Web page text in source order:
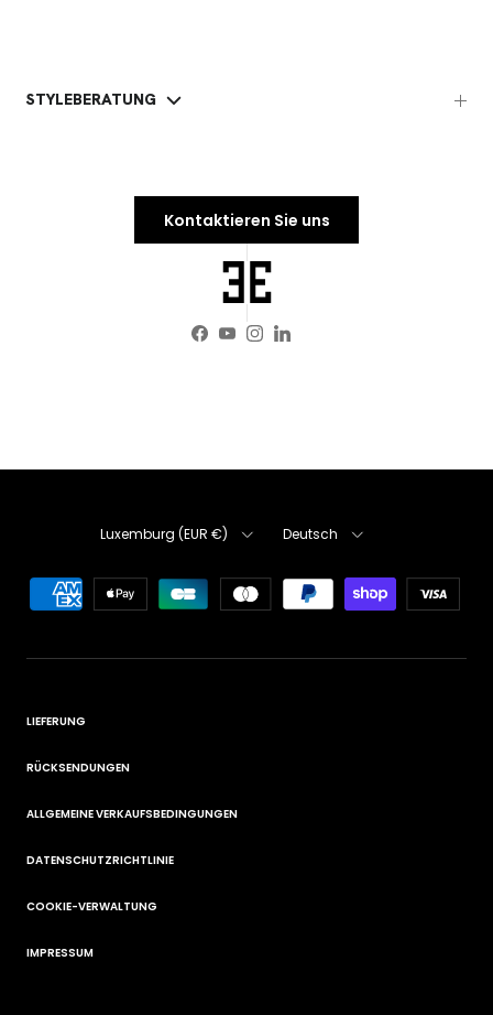
STYLEBERATUNG
Kontaktieren Sie uns
Facebook
YouTube
Instagram
LinkedIn
Land/Region
Luxemburg (EUR €) Deutsch
LIEFERUNG
RÜCKSENDUNGEN
ALLGEMEINE VERKAUFSBEDINGUNGEN
DATENSCHUTZRICHTLINIE
COOKIE-VERWALTUNG
IMPRESSUM